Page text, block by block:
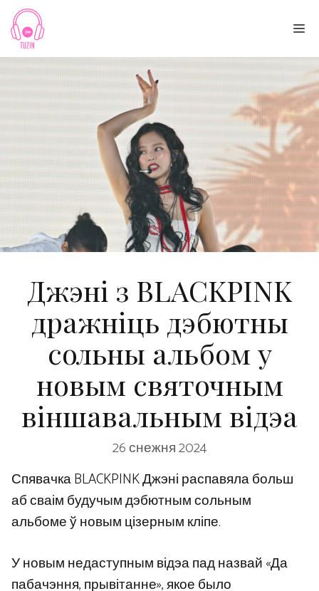
Skip
content
Джэні з BLACKPINK
дражніць дэбютны
сольны альбом у
новым святочным
віншавальным відэа
26 снежня 2024
Спявачка BLACKPINK Джэні распавяла больш
аб сваім будучым дэбютным сольным
альбоме ў новым цізерным кліпе.
У новым недаступным відэа пад назвай «Да
пабачэння, прывітанне», якое было